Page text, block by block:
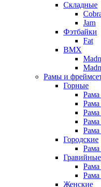
Складные
Jam
Фэтбайки
Fat
BMX
Рамы и
Горные
Рама
Рама
Рама
Рама
Городские
Рама
Гравийные
Рама
Рама
Женские